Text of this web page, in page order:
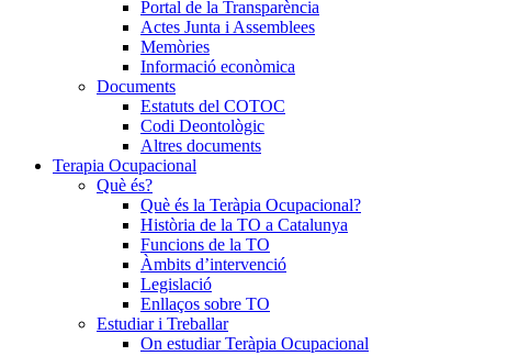
Portal de la Transparència
Actes Junta i Assemblees
Memòries
Informació econòmica
Documents
Estatuts del COTOC
Codi Deontològic
Altres documents
Terapia Ocupacional
Què és?
Què és la Teràpia Ocupacional?
Història de la TO a Catalunya
Funcions de la TO
Àmbits d’intervenció
Legislació
Enllaços sobre TO
Estudiar i Treballar
On estudiar Teràpia Ocupacional